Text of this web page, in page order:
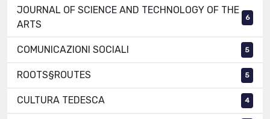
JOURNAL OF SCIENCE AND TECHNOLOGY OF THE
ARTS
6
COMUNICAZIONI SOCIALI 5
ROOTS§ROUTES 5
CULTURA TEDESCA 4